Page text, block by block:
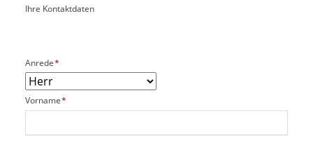
O
k
P
t
UIhre Kontaktdaten
P
f
l
i
c
Anrede*
P
f
i
Vorname*